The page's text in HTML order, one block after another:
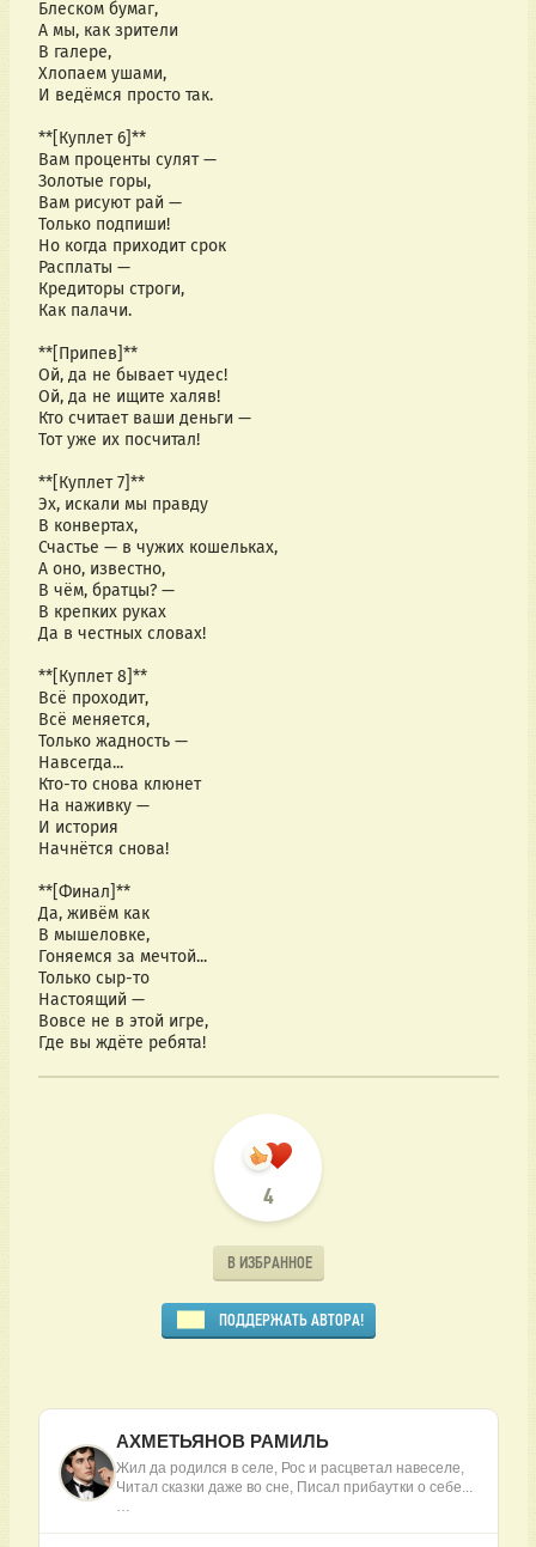
Блеском бумаг,
А мы, как зрители
В галере,
Хлопаем ушами,
И ведёмся просто так.
**[Куплет 6]**
Вам проценты сулят —
Золотые горы,
Вам рисуют рай —
Только подпиши!
Но когда приходит срок
Расплаты —
Кредиторы строги,
Как палачи.
**[Припев]**
Ой, да не бывает чудес!
Ой, да не ищите халяв!
Кто считает ваши деньги —
Тот уже их посчитал!
**[Куплет 7]**
Эх, искали мы правду
В конвертах,
Счастье — в чужих кошельках,
А оно, известно,
В чём, братцы? —
В крепких руках
Да в честных словах!
**[Куплет 8]**
Всё проходит,
Всё меняется,
Только жадность —
Навсегда...
Кто-то снова клюнет
На наживку —
И история
Начнётся снова!
**[Финал]**
Да, живём как
В мышеловке,
Гоняемся за мечтой...
Только сыр-то
Настоящий —
Вовсе не в этой игре,
Где вы ждёте ребята!
4
В ИЗБРАННОЕ
ПОДДЕРЖАТЬ АВТОРА!
АХМЕТЬЯНОВ РАМИЛЬ
Жил да родился в селе, Рос и расцветал навеселе,
Читал сказки даже во сне, Писал прибаутки о себе...
…